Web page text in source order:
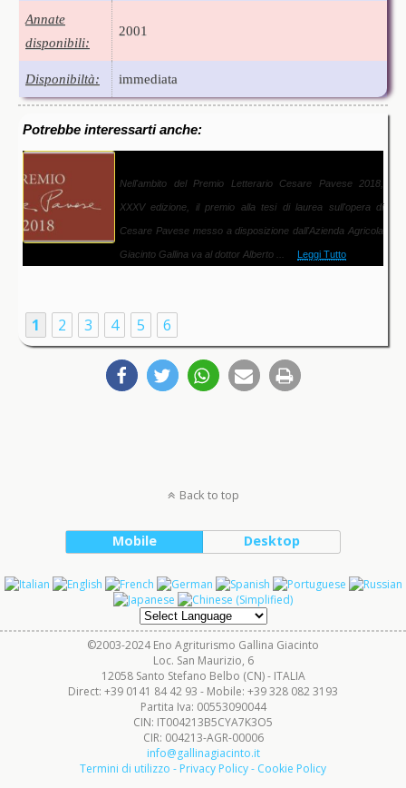
Annate
disponibili:
2001
Disponibiltà: immediata
Potrebbe interessarti anche:
Nell'ambito del Premio Letterario Cesare Pavese 2018,
XXXV edizione, il premio alla tesi di laurea sull'opera di
Cesare Pavese messo a disposizione dall'Azienda Agricola
Giacinto Gallina va al dottor Alberto ... Leggi Tutto
1 2 3 4 5 6
Back to top
Mobile Desktop
©2003-2024 Eno Agriturismo Gallina Giacinto
Loc. San Maurizio, 6
12058 Santo Stefano Belbo (CN) - ITALIA
Direct: +39 0141 84 42 93 - Mobile: +39 328 082 3193
Partita Iva: 00553090044
CIN: IT004213B5CYA7K3O5
CIR: 004213-AGR-00006
info@gallinagiacinto.it
Termini di utilizzo - Privacy Policy - Cookie Policy